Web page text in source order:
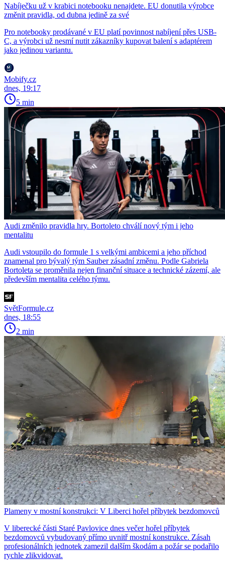
Nabíječku už v krabici notebooku nenajdete. EU donutila výrobce
změnit pravidla, od dubna jedině za své
Pro notebooky prodávané v EU platí povinnost nabíjení přes USB-
C, a výrobci už nesmí nutit zákazníky kupovat balení s adaptérem
jako jedinou variantu.
Mobify.cz
dnes, 19:17
5 min
Audi změnilo pravidla hry. Bortoleto chválí nový tým i jeho
mentalitu
Audi vstoupilo do formule 1 s velkými ambicemi a jeho příchod
znamenal pro bývalý tým Sauber zásadní změnu. Podle Gabriela
Bortoleta se proměnila nejen finanční situace a technické zázemí, ale
především mentalita celého týmu.
SvětFormule.cz
dnes, 18:55
2 min
Plameny v mostní konstrukci: V Liberci hořel příbytek bezdomovců
V liberecké části Staré Pavlovice dnes večer hořel příbytek
bezdomovců vybudovaný přímo uvnitř mostní konstrukce. Zásah
profesionálních jednotek zamezil dalším škodám a požár se podařilo
rychle zlikvidovat.